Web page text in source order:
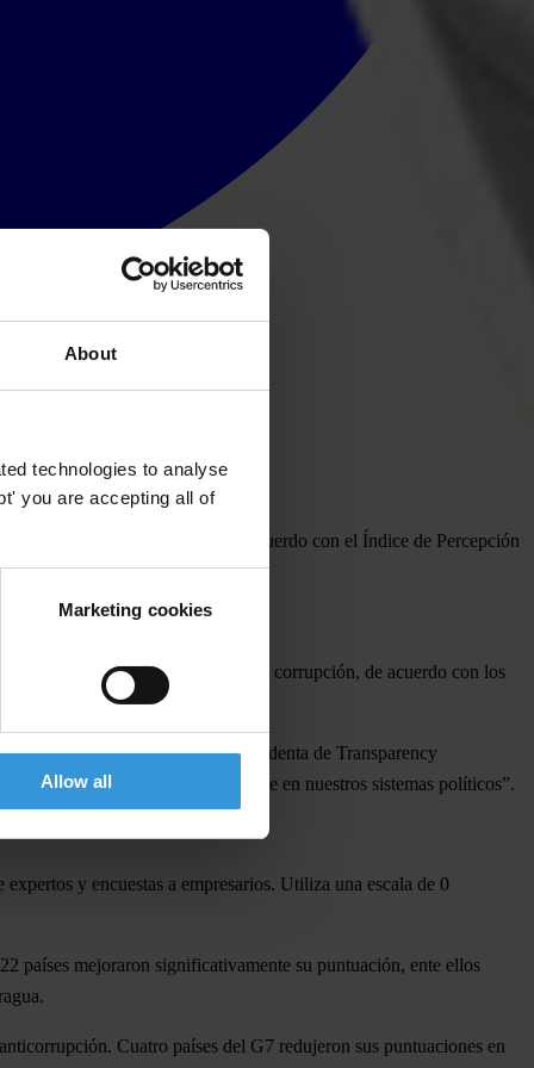
About
technologies to analyse
you are accepting all of
Marketing cookies
Allow all
esfuerzos anticorrupción, de acuerdo con el Índice de Percepción
menos posibilidades de reducir la corrupción, de acuerdo con los
dice Delia Ferreira Rubio, Presidenta de Transparency
influencia indebida que se ejerce en nuestros sistemas políticos”.
y encuestas a empresarios. Utiliza una escala de 0
países mejoraron significativamente su puntuación, ente ellos
Cuatro países del G7 redujeron sus puntuaciones en